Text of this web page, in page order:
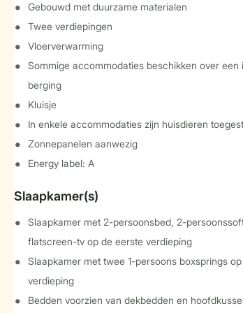
Gebouwd met duurzame materialen
Twee verdiepingen
Vloerverwarming
Sommige accommodaties beschikken over een
berging
Kluisje
In enkele accommodaties zijn huisdieren
Zonnepanelen aanwezig
Energy label: A
Slaapkamer(s)
Slaapkamer met 2-persoonsbed, 2-
flatscreen-tv op de eerste verdieping
Slaapkamer met twee 1-persoons boxsprings
verdieping
Bedden voorzien van dekbedden en